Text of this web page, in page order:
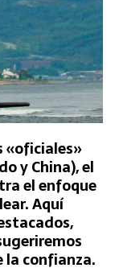
«oficiales»
y China), el
el enfoque
Aquí
la confianza.